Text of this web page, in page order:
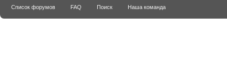
Список форумов FAQ Поиск Наша команда